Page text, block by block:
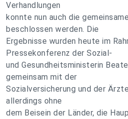
Verhandlungen
konnte nun auch die
beschlossen werden. Die
Ergebnisse wurden heute im
Pressekonferenz der Sozial-
und Gesundheitsministerin
gemeinsam mit der
Sozialversicherung und der
allerdings ohne
dem Beisein der Länder, die